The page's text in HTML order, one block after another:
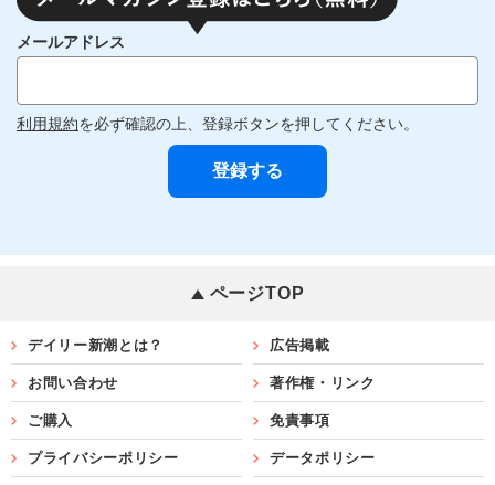
メールアドレス
利用規約を必ず確認の上、登録ボタンを押してください。
ページTOP
デイリー新潮とは？ 広告掲載
お問い合わせ 著作権・リンク
ご購入 免責事項
プライバシーポリシー データポリシー